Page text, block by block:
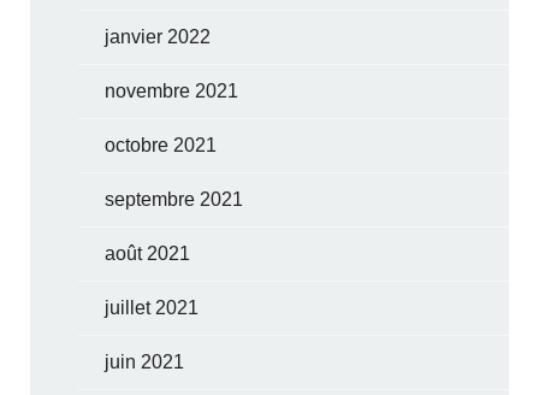
janvier 2022
novembre 2021
octobre 2021
septembre 2021
août 2021
juillet 2021
juin 2021